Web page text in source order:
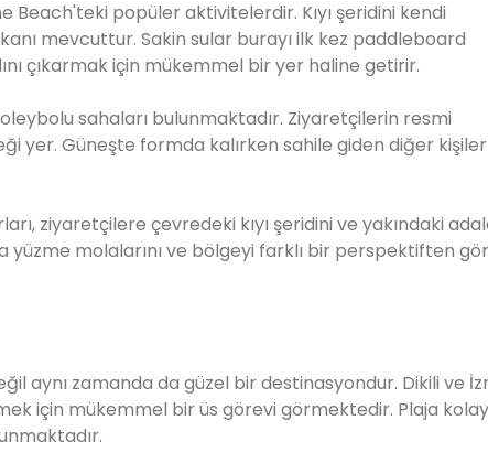
popüler aktivitelerdir. Kıyı şeridini kendi
mevcuttur. Sakin sular burayı ilk kez paddleboard
çıkarmak için mükemmel bir yer haline getirir.
sahaları bulunmaktadır. Ziyaretçilerin resmi
yer. Güneşte formda kalırken sahile giden diğer
ziyaretçilere çevredeki kıyı şeridini ve yakındaki
molalarını ve bölgeyi farklı bir perspektiften
aynı zamanda da güzel bir destinasyondur. Dikili ve
için mükemmel bir üs görevi görmektedir. Plaja